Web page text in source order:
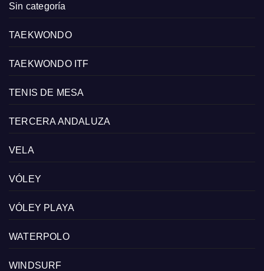
Sin categoría
TAEKWONDO
TAEKWONDO ITF
TENIS DE MESA
TERCERA ANDALUZA
VELA
VÓLEY
VÓLEY PLAYA
WATERPOLO
WINDSURF